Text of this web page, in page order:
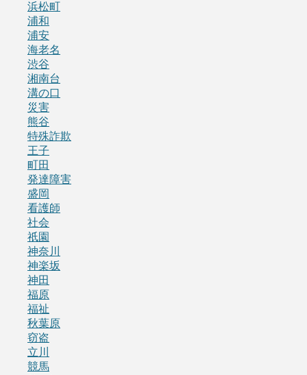
浜松町
浦和
浦安
海老名
渋谷
湘南台
溝の口
災害
熊谷
特殊詐欺
王子
町田
発達障害
盛岡
看護師
社会
祇園
神奈川
神楽坂
神田
福原
福祉
秋葉原
窃盗
立川
競馬